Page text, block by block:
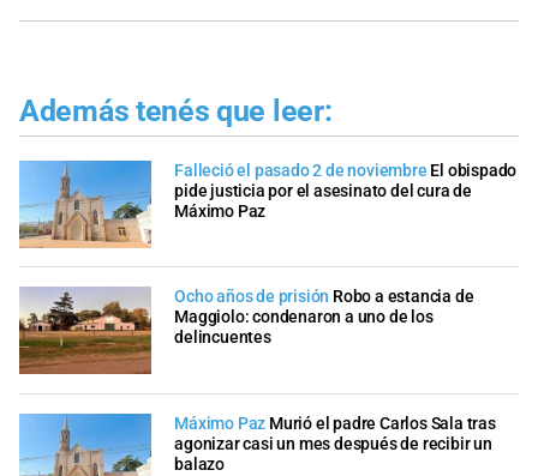
Además tenés que leer:
Falleció el pasado 2 de noviembre El obispado
pide justicia por el asesinato del cura de
Máximo Paz
Ocho años de prisión Robo a estancia de
Maggiolo: condenaron a uno de los
delincuentes
Máximo Paz Murió el padre Carlos Sala tras
agonizar casi un mes después de recibir un
balazo